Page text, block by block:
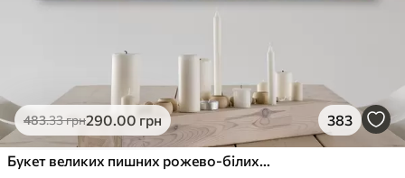
483.33грн290.00 грн 383
Букет великих пишних рожево-білих квітів півонії із зеленим листям на м’якому розмитому фоні